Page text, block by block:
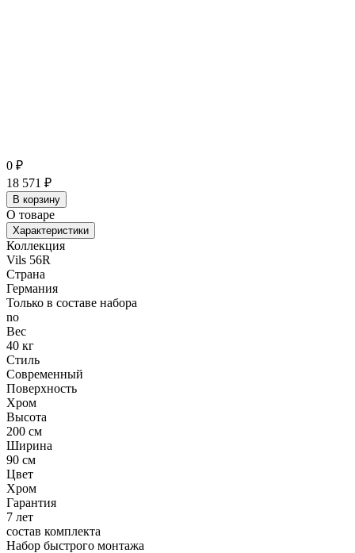
0 ₽
18 571 ₽
В корзину
О товаре
Характеристики
Коллекция
Vils 56R
Страна
Германия
Только в составе набора
no
Вес
40 кг
Стиль
Современный
Поверхность
Хром
Высота
200 см
Ширина
90 см
Цвет
Хром
Гарантия
7 лет
состав комплекта
Набор быстрого монтажа